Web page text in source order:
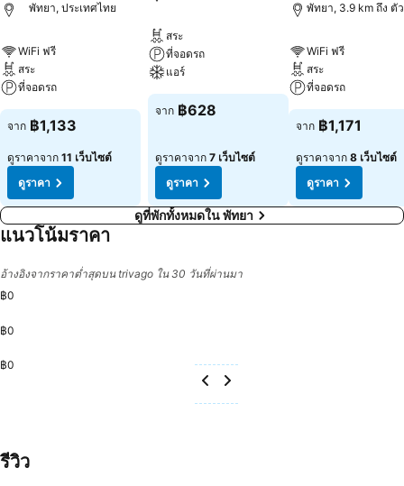
พัทยา, ประเทศไทย
WiFi ฟรี
สระ
ที่จอดรถ
จาก ฿1,133
ดูราคาจาก 11 เว็บไซต์
ดูราคา
สระ
ที่จอดรถ
แอร์
จาก ฿628
ดูราคาจาก 7 เว็บไซต์
ดูราคา
พัทยา, 3.9 km ถึง ตั
WiFi ฟรี
สระ
ที่จอดรถ
จาก ฿1,171
ดูราคาจาก 8 เว็บไซต์
ดูราคา
ดูที่พักทั้งหมดใน พัทยา
แนวโน้มราคา
อ้างอิงจากราคาต่ำสุดบน trivago ใน 30 วันที่ผ่านมา
฿0
฿0
฿0
รีวิว